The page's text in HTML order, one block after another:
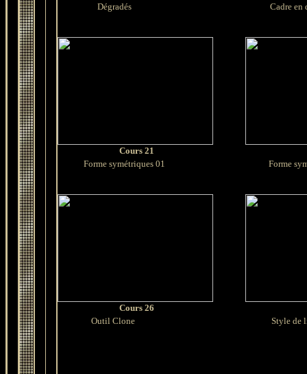
Dégradés
Cadre en
Cours 21
Forme symétriques 01
Forme
Cours 26
Outil Clone
Style de